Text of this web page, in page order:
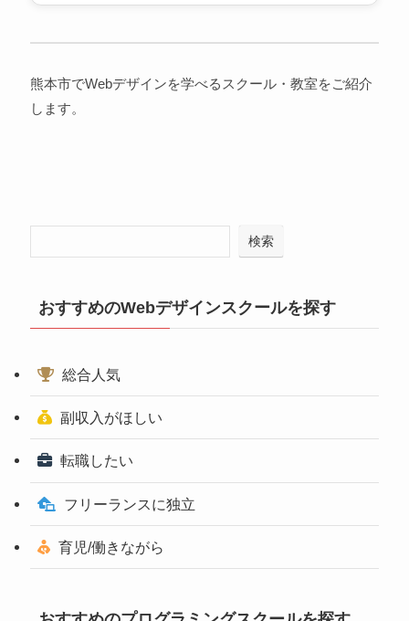
熊本市でWebデザインを学べるスクール・教室をご紹介
します。
検索
おすすめのWebデザインスクールを探す
総合人気
副収入がほしい
転職したい
フリーランスに独立
育児/働きながら